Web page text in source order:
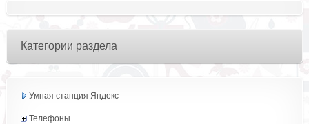
Категории раздела
Умная станция Яндекс
Телефоны